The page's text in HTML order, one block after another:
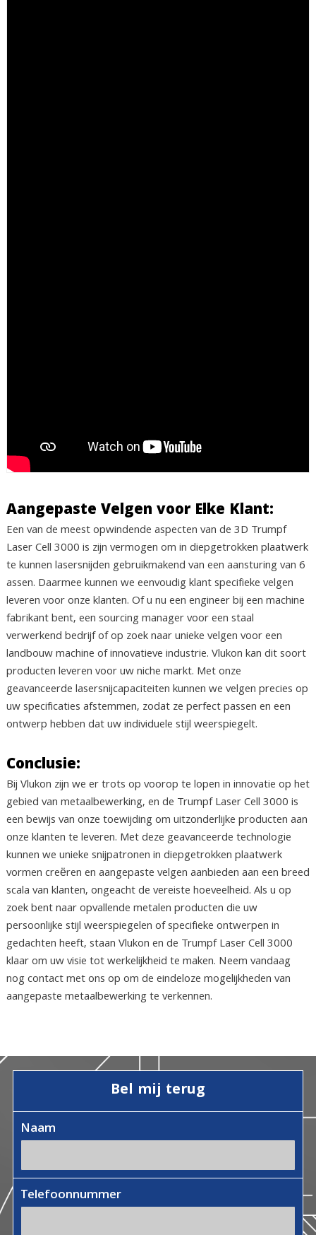
Aangepaste Velgen voor Elke Klant:
Een van de meest opwindende aspecten van de 3D Trumpf
Laser Cell 3000 is zijn vermogen om in diepgetrokken plaatwerk
te kunnen lasersnijden gebruikmakend van een aansturing van 6
assen. Daarmee kunnen we eenvoudig klant specifieke velgen
leveren voor onze klanten. Of u nu een engineer bij een machine
fabrikant bent, een sourcing manager voor een staal
verwerkend bedrijf of op zoek naar unieke velgen voor een
landbouw machine of innovatieve industrie. Vlukon kan dit soort
producten leveren voor uw niche markt. Met onze
geavanceerde lasersnijcapaciteiten kunnen we velgen precies op
uw specificaties afstemmen, zodat ze perfect passen en een
ontwerp hebben dat uw individuele stijl weerspiegelt.
Conclusie:
Bij Vlukon zijn we er trots op voorop te lopen in innovatie op het
gebied van metaalbewerking, en de Trumpf Laser Cell 3000 is
een bewijs van onze toewijding om uitzonderlijke producten aan
onze klanten te leveren. Met deze geavanceerde technologie
kunnen we unieke snijpatronen in diepgetrokken plaatwerk
vormen creëren en aangepaste velgen aanbieden aan een breed
scala van klanten, ongeacht de vereiste hoeveelheid. Als u op
zoek bent naar opvallende metalen producten die uw
persoonlijke stijl weerspiegelen of specifieke ontwerpen in
gedachten heeft, staan Vlukon en de Trumpf Laser Cell 3000
klaar om uw visie tot werkelijkheid te maken. Neem vandaag
nog contact met ons op om de eindeloze mogelijkheden van
aangepaste metaalbewerking te verkennen.
Bel mij terug
Naam
Telefoonnummer